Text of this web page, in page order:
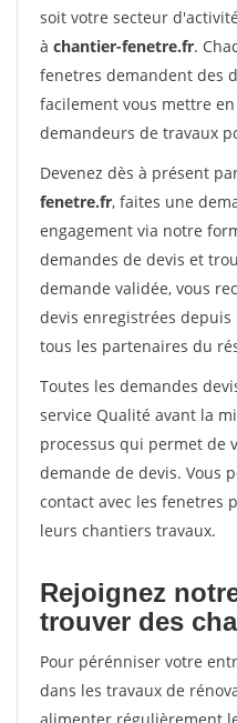
soit votre secteur
à chantier-fenetre.fr.
fenetres demandent des
facilement vous mettre
demandeurs de travaux
Devenez dès à présent
fenetre.fr, faites une
engagement via notre
demandes de devis et
demande validée, vous
devis enregistrées
tous les partenaires du
Toutes les demandes
service Qualité avant la
processus qui permet de
demande de devis. Vous
contact avec les fenetres
leurs chantiers travaux.
Rejoignez
trouver des
Pour pérénniser votre
dans les travaux de